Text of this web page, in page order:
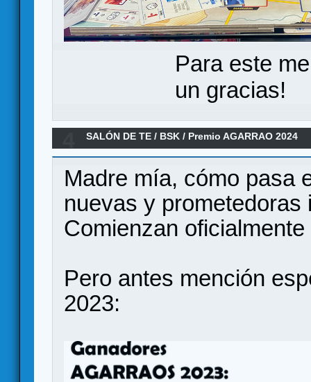
Para este
un gracias!
SALÓN DE TE / BSK / Premio AGARRAO 2024
Madre mía, cómo pasa
nuevas y
Comienzan
Pero antes mención
2023: